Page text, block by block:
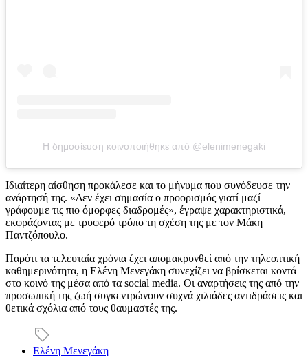
Η δημοσίευση κοινοποιήθηκε από @elenimenegaki
Ιδιαίτερη αίσθηση προκάλεσε και το μήνυμα που συνόδευσε την
ανάρτησή της. «Δεν έχει σημασία ο προορισμός γιατί μαζί
γράφουμε τις πιο όμορφες διαδρομές», έγραψε χαρακτηριστικά,
εκφράζοντας με τρυφερό τρόπο τη σχέση της με τον Μάκη
Παντζόπουλο.
Παρότι τα τελευταία χρόνια έχει απομακρυνθεί από την τηλεοπτική
καθημερινότητα, η Ελένη Μενεγάκη συνεχίζει να βρίσκεται κοντά
στο κοινό της μέσα από τα social media. Οι αναρτήσεις της από την
προσωπική της ζωή συγκεντρώνουν συχνά χιλιάδες αντιδράσεις και
θετικά σχόλια από τους θαυμαστές της.
Ελένη Μενεγάκη